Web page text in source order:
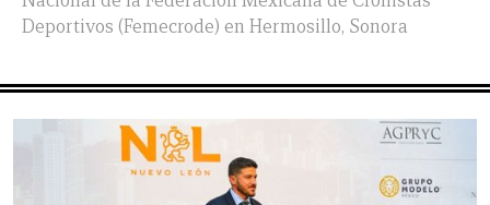
Deportivos (Femecrode) en Hermosillo, Sonora